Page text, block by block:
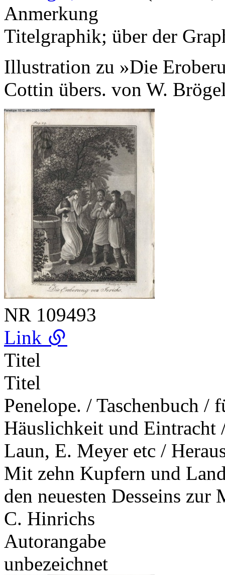
Anmerkung
Titelgraphik; über der
Illustration zu »Die
Cottin übers. von W.
NR 109493
Link
Titel
Titel
Penelope. / Taschenbuch /
Häuslichkeit und
Laun, E. Meyer etc /
Mit zehn Kupfern und
den neuesten Desseins
C. Hinrichs
Autorangabe
unbezeichnet